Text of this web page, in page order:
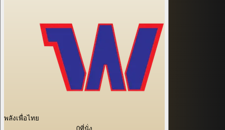
พลังเพื่อไทย